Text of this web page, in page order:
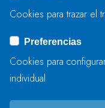
ENVIAR
Cookies para trazar el
Preferencias
Cookies para
individual